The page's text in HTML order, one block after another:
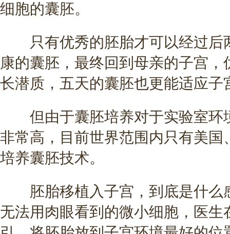
细胞的囊胚。
只有优秀的胚胎才可以经过后
康的囊胚，最终回到母亲的子宫
长潜质，五天的囊胚也更能适应
但由于囊胚培养对于实验室环
非常高，目前世界范围内只有美
培养囊胚技术。
胚胎移植入子宫，到底是什么
无法用肉眼看到的微小细胞，医